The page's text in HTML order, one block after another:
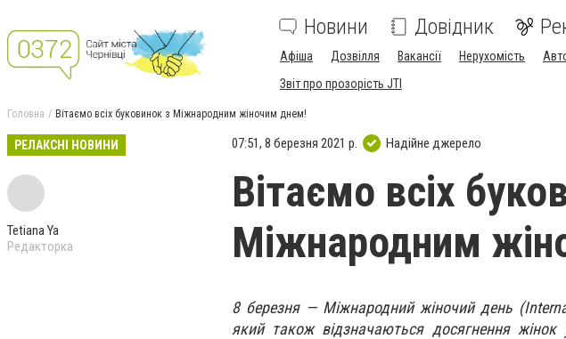
Новини Довідник
Афіша Дозвілля Вакансії Нерухомість
Звіт про прозорість JTI
Головна Вітаємо всіх буковинок з Міжнародним жіночим днем!
РЕЛАКСНІ НОВИНИ
Tetiana Ya
Редакторка
07:51, 8 березня 2021 р. Надійне джерело
Вітаємо всіх
Міжнародним
8 березня — Міжнародний жіночий день
який також відзначаються досягнення жінок